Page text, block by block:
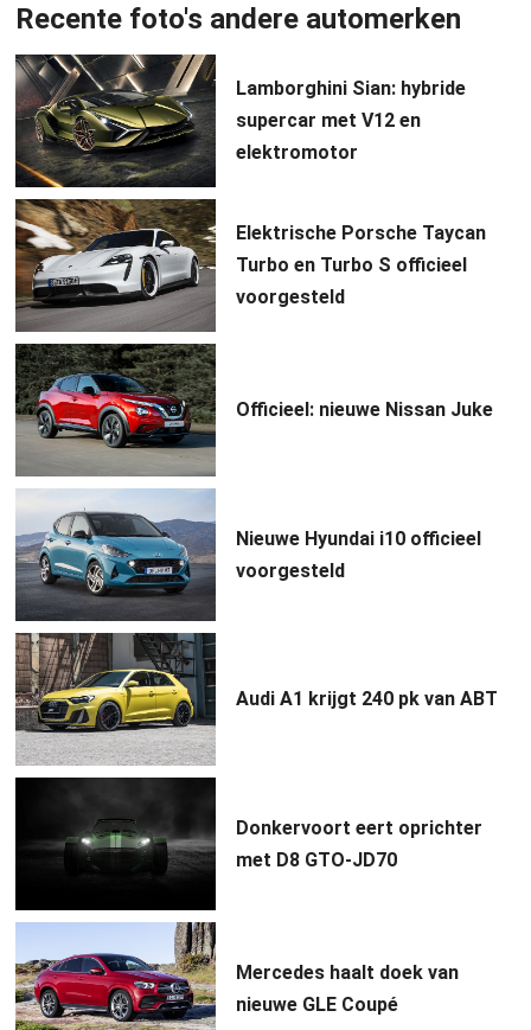
Recente foto's andere automerken
Lamborghini Sian: hybride
supercar met V12 en
elektromotor
Elektrische Porsche Taycan
Turbo en Turbo S officieel
voorgesteld
Officieel: nieuwe Nissan Juke
Nieuwe Hyundai i10 officieel
voorgesteld
Audi A1 krijgt 240 pk van ABT
Donkervoort eert oprichter
met D8 GTO-JD70
Mercedes haalt doek van
nieuwe GLE Coupé